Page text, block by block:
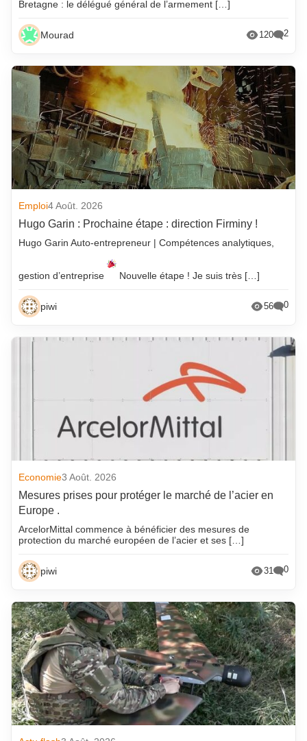
Bretagne : le délégué général de l’armement […]
Mourad 120 2
Emploi4 Août. 2026
Hugo Garin : Prochaine étape : direction Firminy !
Hugo Garin Auto-entrepreneur | Compétences analytiques,
gestion d’entreprise Nouvelle étape ! Je suis très […]
piwi 56 0
Economie3 Août. 2026
Mesures prises pour protéger le marché de l’acier en
Europe .
ArcelorMittal commence à bénéficier des mesures de
protection du marché européen de l’acier et ses […]
piwi 31 0